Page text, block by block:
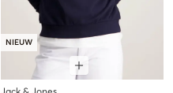
NIEUW